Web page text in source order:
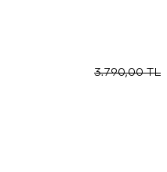
3.790,00TL